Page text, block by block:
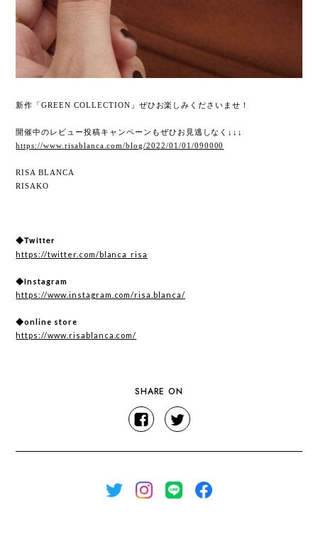
新作「GREEN COLLECTION」ぜひお楽しみくださいませ！
開催中のレビュー投稿キャンペーンもぜひお見逃しなく↓↓↓
https://www.risablanca.com/blog/2022/01/01/090000
RISA BLANCA
RISAKO
◆Twitter
https://twitter.com/blanca_risa
◆Instagram
https://www.instagram.com/risa.blanca/
◆online store
https://www.risablanca.com/
SHARE ON